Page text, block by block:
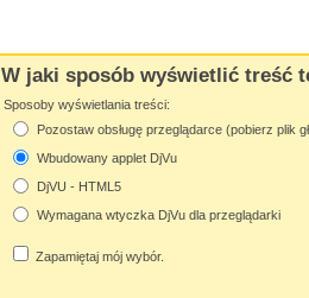
W jaki sposób wyświetlić treść
Sposoby wyświetlania treści:
Pozostaw obsługę przeglądarce (pobierz plik
Wbudowany applet DjVu
DjVU - HTML5
Wymagana wtyczka DjVu dla przeglądarki
Zapamiętaj mój wybór.